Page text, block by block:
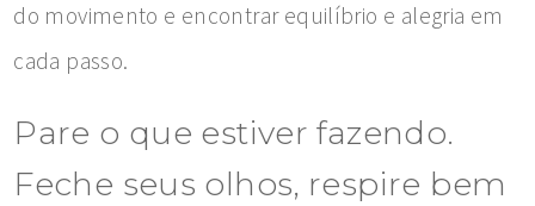
do movimento e encontrar equilíbrio e alegria em
cada passo.
Pare o que estiver fazendo.
Feche seus olhos, respire bem